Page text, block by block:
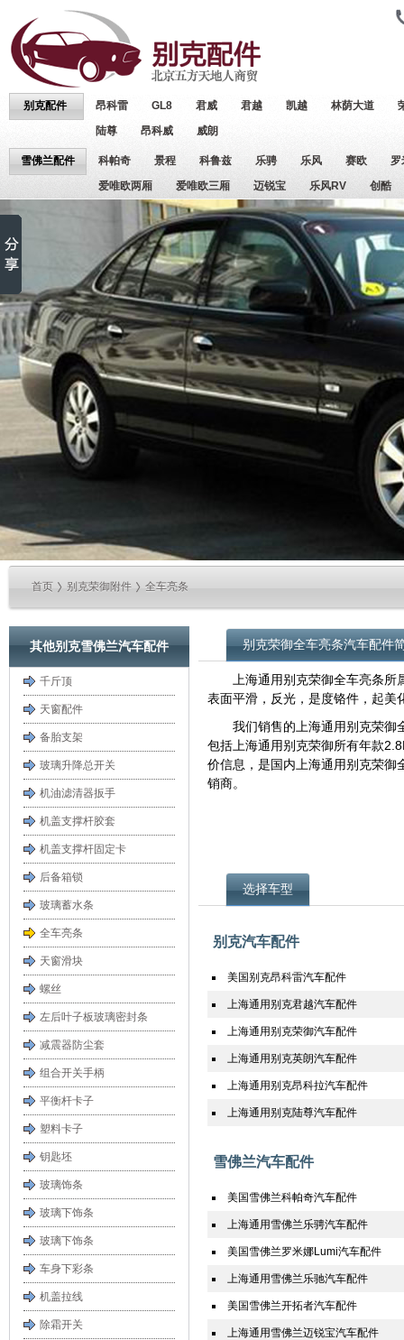
别克配件 昂科雷 GL8 君威 君越 凯越 林荫大道
陆尊
昂科威 威朗
雪佛兰配件 科帕奇 景程 科鲁兹 乐骋 乐风 赛欧
爱唯欧两厢
爱唯欧三厢 迈锐宝 乐风RV 创酷
首页 别克荣御附件 全车亮条
其他别克雪佛兰汽车配件
千斤顶
天窗配件
备胎支架
玻璃升降总开关
机油滤清器扳手
机盖支撑杆胶套
机盖支撑杆固定卡
后备箱锁
玻璃蓄水条
全车亮条
天窗滑块
螺丝
左后叶子板玻璃密封条
减震器防尘套
组合开关手柄
平衡杆卡子
塑料卡子
钥匙坯
玻璃饰条
玻璃下饰条
玻璃下饰条
车身下彩条
机盖拉线
除霜开关
别克荣御全车亮条汽车配件
上海通用别克荣御全车亮条
表面平滑，反光，是度铬件，起美
我们销售的上海通用别克荣御
包括上海通用别克荣御所有年款
价信息，是国内上海通用别克荣御
销商。
选择车型
别克汽车配件
美国别克昂科雷汽车配件
上海通用别克君越汽车配件
上海通用别克荣御汽车配件
上海通用别克英朗汽车配件
上海通用别克昂科拉汽车配件
上海通用别克陆尊汽车配件
雪佛兰汽车配件
美国雪佛兰科帕奇汽车配件
上海通用雪佛兰乐骋汽车配件
美国雪佛兰罗米娜Lumi汽车配件
上海通用雪佛兰乐驰汽车配件
美国雪佛兰开拓者汽车配件
上海通用雪佛兰迈锐宝汽车配件